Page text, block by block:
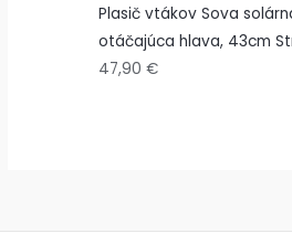
Plasič vtákov Sova
otáčajúca hlava, 43cm
47,90€